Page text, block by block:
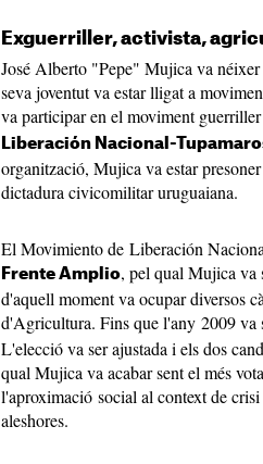
Exguerriller, activista,
José Alberto "Pepe" Mujica va
seva joventut va estar lligat a
va participar en el moviment
Liberación Nacional-
organització, Mujica va estar
dictadura civicomilitar uruguaiana.
El Movimiento de Liberación
Frente Amplio, pel qual Mujica va
d'aquell moment va ocupar diversos
d'Agricultura. Fins que l'any 2009 va
L'elecció va ser ajustada i els dos
qual Mujica va acabar sent el més
l'aproximació social al context de
aleshores.